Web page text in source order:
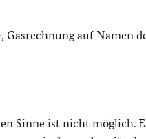
Gasrechnung auf Namen
Sinne ist nicht möglich.